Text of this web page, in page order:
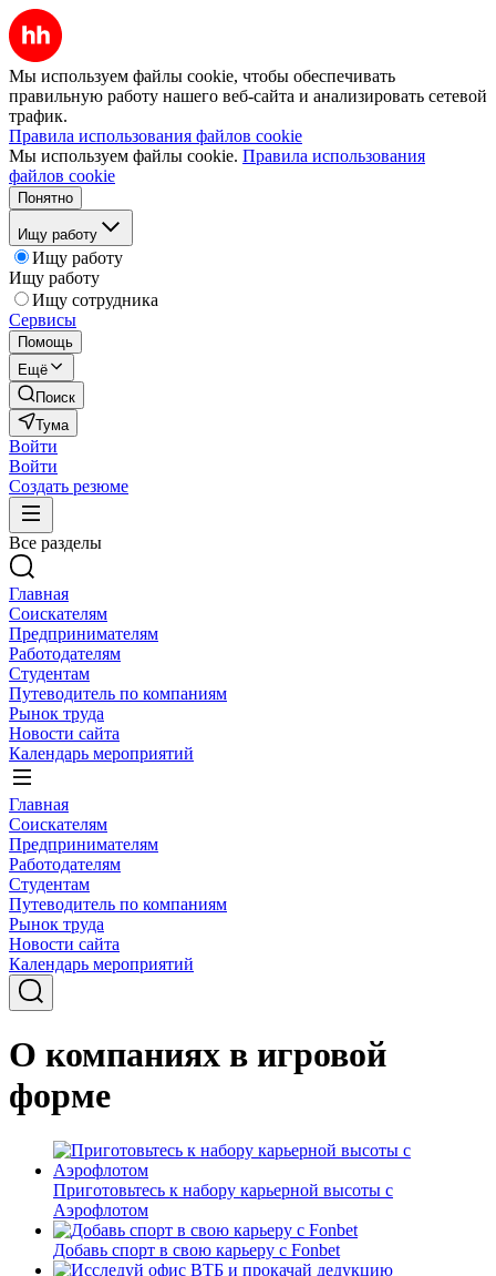
Мы используем файлы cookie, чтобы обеспечивать
правильную работу нашего веб-сайта и анализировать сетевой
трафик.
Правила использования файлов cookie
Мы используем файлы cookie. Правила использования
файлов cookie
Понятно
Ищу работу
Ищу работу
Ищу работу
Ищу сотрудника
Сервисы
Помощь
Ещё
Поиск
Тума
Войти
Войти
Создать резюме
Все разделы
Главная
Соискателям
Предпринимателям
Работодателям
Студентам
Путеводитель по компаниям
Рынок труда
Новости сайта
Календарь мероприятий
Главная
Соискателям
Предпринимателям
Работодателям
Студентам
Путеводитель по компаниям
Рынок труда
Новости сайта
Календарь мероприятий
О компаниях в игровой
форме
Приготовьтесь к набору карьерной высоты с
Аэрофлотом
Добавь спорт в свою карьеру с Fonbet